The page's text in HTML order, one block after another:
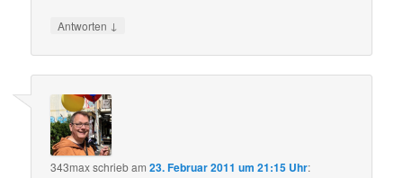
Antworten ↓
343maxschriebam23. Februar 2011 um 21:15 Uhr: